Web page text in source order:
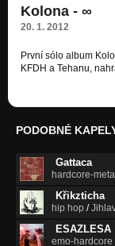
Přes palubu feat.
Krádež mixtape
Horkou jehlou feat.
Krádež mixtape
Krádež mixtape
Kult pravdy
Krádež mixtape
Máš strach feat.
Krádež mixtape
Kolona - ∞
20. 1. 2012
První sólo album
KFDH a Tehanu,
PODOBNÉ
Gattaca
hardcore-metal
Křikzticha
hip hop /
ESAZLESA
emo-hardcore